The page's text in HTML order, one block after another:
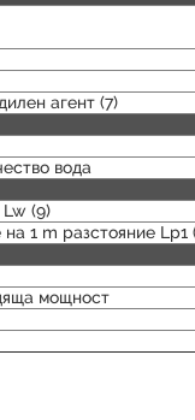
агент (7)
вода
(9)
на 1 m разстояние Lp1
мощност